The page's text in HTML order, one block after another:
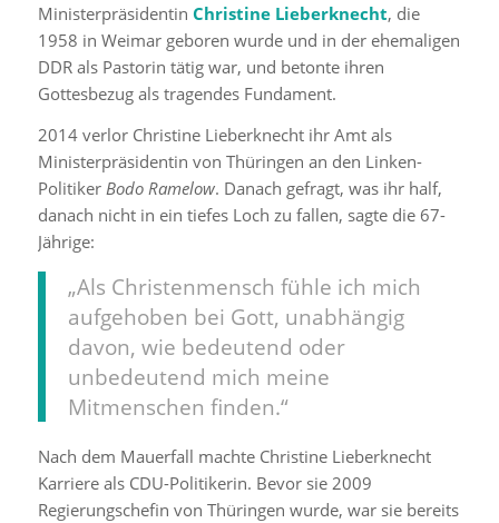
Ministerpräsidentin Christine Lieberknecht, die
1958 in Weimar geboren wurde und in der ehemaligen
DDR als Pastorin tätig war, und betonte ihren
Gottesbezug als tragendes Fundament.
2014 verlor Christine Lieberknecht ihr Amt als
Ministerpräsidentin von Thüringen an den Linken-
Politiker Bodo Ramelow. Danach gefragt, was ihr half,
danach nicht in ein tiefes Loch zu fallen, sagte die 67-
Jährige:
„Als Christenmensch fühle ich mich
aufgehoben bei Gott, unabhängig
davon, wie bedeutend oder
unbedeutend mich meine
Mitmenschen finden.“
Nach dem Mauerfall machte Christine Lieberknecht
Karriere als CDU-Politikerin. Bevor sie 2009
Regierungschefin von Thüringen wurde, war sie bereits